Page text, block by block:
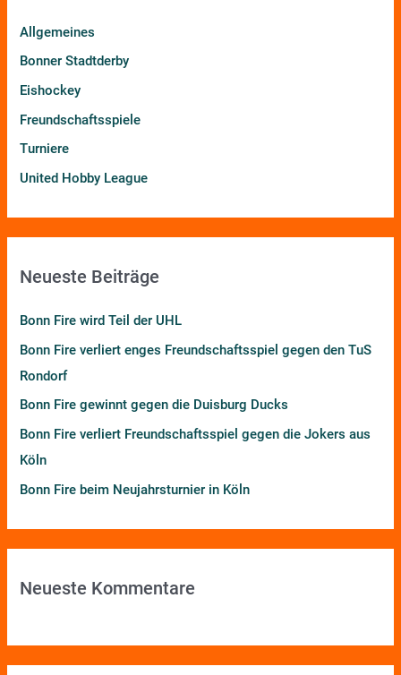
n
a
c
h
:
Allgemeines
Bonner Stadtderby
Eishockey
Freundschaftsspiele
Turniere
United Hobby League
Neueste Beiträge
Bonn Fire wird Teil der UHL
Bonn Fire verliert enges Freundschaftsspiel gegen den TuS
Rondorf
Bonn Fire gewinnt gegen die Duisburg Ducks
Bonn Fire verliert Freundschaftsspiel gegen die Jokers aus
Köln
Bonn Fire beim Neujahrsturnier in Köln
Neueste Kommentare